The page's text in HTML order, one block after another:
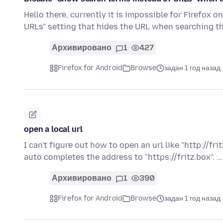
Hello there, currently it is impossible for Firefox
URLs" setting that hides the URL when searching
Архивировано 1 427
Firefox for Android Browse задан 1 год назад
open a local url
I can't figure out how to open an url like "http://
auto completes the address to "https://fritz.box".
Архивировано 1 390
Firefox for Android Browse задан 1 год назад